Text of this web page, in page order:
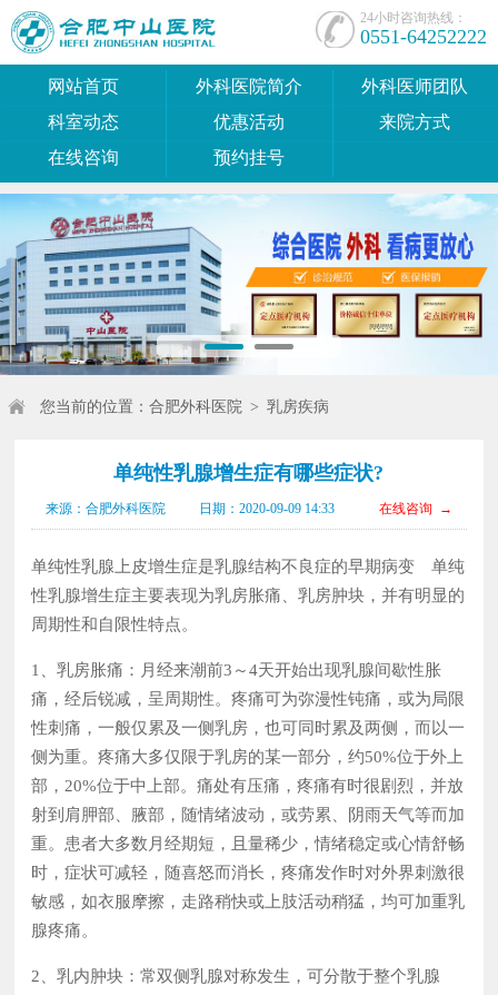
24小时咨询热线：
0551-64252222
网站首页 外科医院简介
外科医师团队
科室动态
优惠活动
来院方式
在线咨询
预约挂号
您当前的位置： 合肥外科医院> 乳房疾病
单纯性乳腺增生症有哪些症状?
来源：合肥外科医院 日期：2020-09-09 14:33 在线咨询 →
单纯性乳腺上皮增生症是乳腺结构不良症的早期病变 单纯
性乳腺增生症主要表现为乳房胀痛、乳房肿块，并有明显的
周期性和自限性特点。
1、乳房胀痛：月经来潮前3～4天开始出现乳腺间歇性胀
痛，经后锐减，呈周期性。疼痛可为弥漫性钝痛，或为局限
性刺痛，一般仅累及一侧乳房，也可同时累及两侧，而以一
侧为重。疼痛大多仅限于乳房的某一部分，约50%位于外上
部，20%位于中上部。痛处有压痛，疼痛有时很剧烈，并放
射到肩胛部、腋部，随情绪波动，或劳累、阴雨天气等而加
重。患者大多数月经期短，且量稀少，情绪稳定或心情舒畅
时，症状可减轻，随喜怒而消长，疼痛发作时对外界刺激很
敏感，如衣服摩擦，走路稍快或上肢活动稍猛，均可加重乳
腺疼痛。
2、乳内肿块：常双侧乳腺对称发生，可分散于整个乳腺